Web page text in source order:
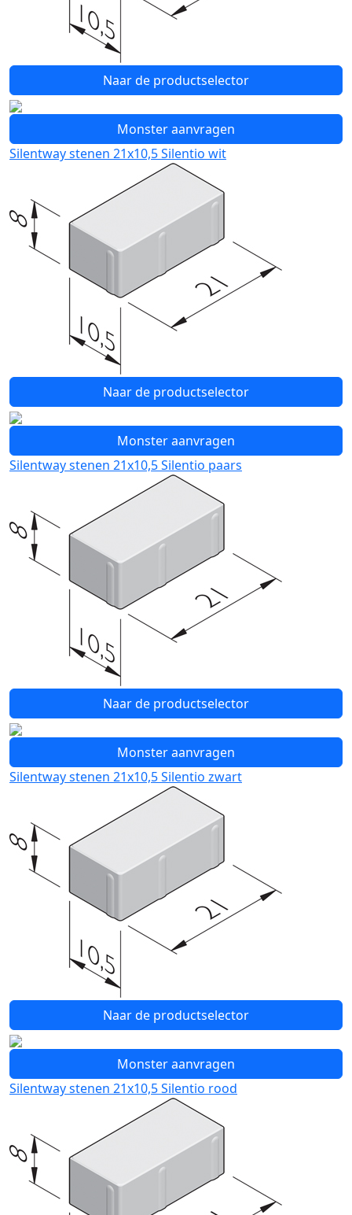
Naar de productselector
Monster aanvragen
Silentway stenen 21x10,5 Silentio wit
Naar de productselector
Monster aanvragen
Silentway stenen 21x10,5 Silentio paars
Naar de productselector
Monster aanvragen
Silentway stenen 21x10,5 Silentio zwart
Naar de productselector
Monster aanvragen
Silentway stenen 21x10,5 Silentio rood